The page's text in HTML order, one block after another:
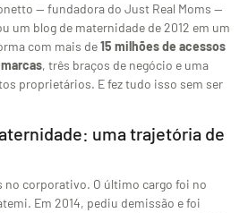
— fundadora do Just Real Moms —
um blog de maternidade de 2012 em um
com mais de15 milhões de acessos
marcas, três braços de negócio e uma
proprietários. E fez tudo isso sem ser
uma trajetória de
no corporativo. O último cargo foi no
Em 2014, pediu demissão e foi